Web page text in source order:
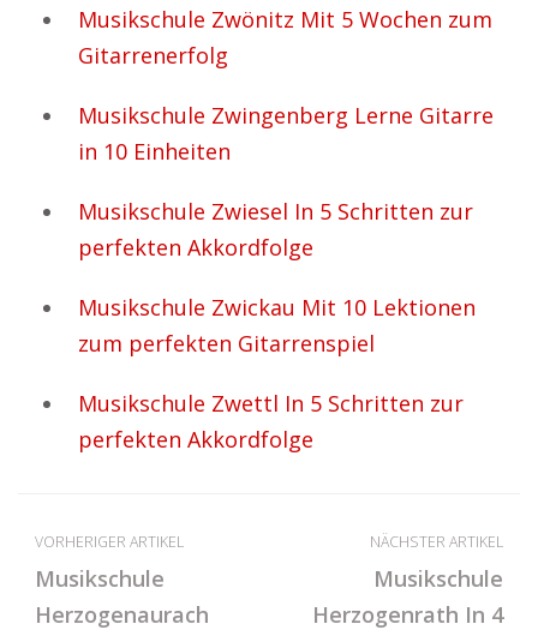
Musikschule Zwönitz Mit 5 Wochen zum
Gitarrenerfolg
Musikschule Zwingenberg Lerne Gitarre
in 10 Einheiten
Musikschule Zwiesel In 5 Schritten zur
perfekten Akkordfolge
Musikschule Zwickau Mit 10 Lektionen
zum perfekten Gitarrenspiel
Musikschule Zwettl In 5 Schritten zur
perfekten Akkordfolge
VORHERIGER ARTIKEL
Musikschule
Herzogenaurach
NÄCHSTER ARTIKEL
Musikschule
Herzogenrath In 4